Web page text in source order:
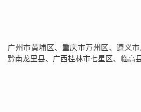
广州市黄埔区、重庆市万州区、遵义市
黔南龙里县、广西桂林市七星区、临高